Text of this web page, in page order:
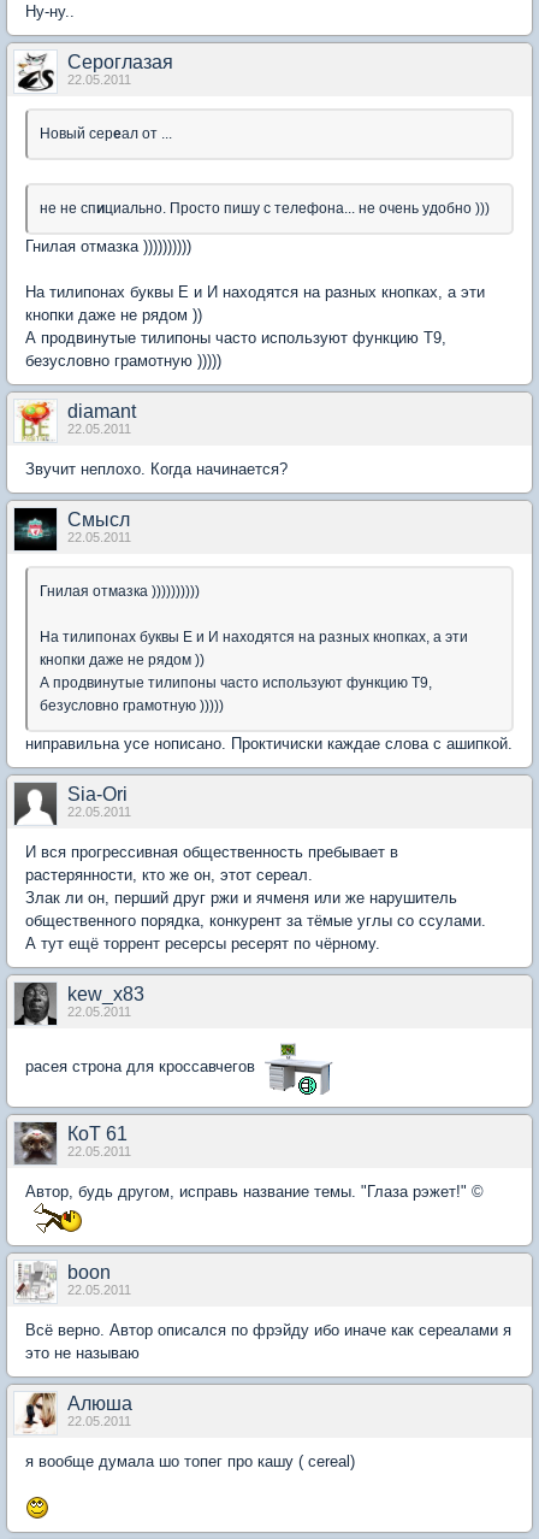
Ну-ну..
Сероглазая
22.05.2011
Новый сереал от ...
не не спициально. Просто пишу с телефона... не очень удобно )))
Гнилая отмазка ))))))))))
На тилипонах буквы Е и И находятся на разных кнопках, а эти
кнопки даже не рядом ))
А продвинутые тилипоны часто используют функцию Т9,
безусловно грамотную )))))
diamant
22.05.2011
Звучит неплохо. Когда начинается?
Смысл
22.05.2011
Гнилая отмазка ))))))))))
На тилипонах буквы Е и И находятся на разных кнопках, а эти
кнопки даже не рядом ))
А продвинутые тилипоны часто используют функцию Т9,
безусловно грамотную )))))
ниправильна усе нописано. Проктичиски каждае слова с ашипкой.
Sia-Ori
22.05.2011
И вся прогрессивная общественность пребывает в
растерянности, кто же он, этот сереал.
Злак ли он, перший друг ржи и ячменя или же нарушитель
общественного порядка, конкурент за тёмые углы со ссулами.
А тут ещё торрент ресерсы ресерят по чёрному.
kew_x83
22.05.2011
расея строна для кроссавчегов
КоТ 61
22.05.2011
Автор, будь другом, исправь название темы. "Глаза рэжет!" ©
boon
22.05.2011
Всё верно. Автор описался по фрэйду ибо иначе как сереалами я
это не называю
Алюша
22.05.2011
я вообще думала шо топег про кашу ( cereal)